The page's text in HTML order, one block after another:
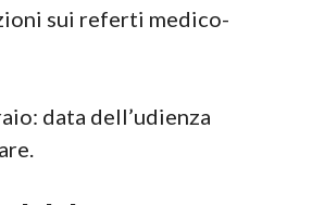
sui referti medico-
data dell’udienza